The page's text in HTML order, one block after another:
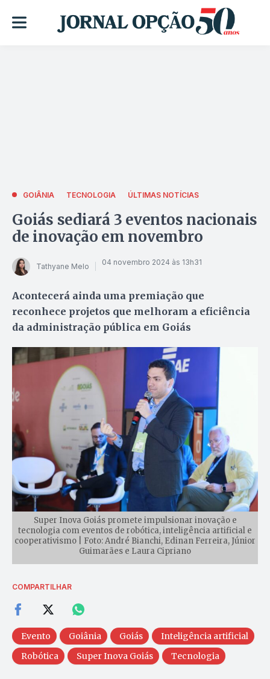
GOIÂNIA TECNOLOGIA ÚLTIMAS NOTÍCIAS
Goiás sediará 3 eventos nacionais
de inovação em novembro
Tathyane Melo 04 novembro 2024 às 13h31
Acontecerá ainda uma premiação que
reconhece projetos que melhoram a eficiência
da administração pública em Goiás
Super Inova Goiás promete impulsionar inovação e
tecnologia com eventos de robótica, inteligência artificial e
cooperativismo | Foto: André Bianchi, Edinan Ferreira, Júnior
Guimarães e Laura Cipriano
COMPARTILHAR
Evento Goiânia Goiás
Inteligência artificial
Robótica
Super Inova Goiás Tecnologia